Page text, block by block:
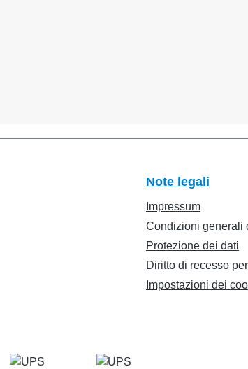
Note legali
Impressum
Condizioni generali
Protezione dei dati
Diritto di recesso
Impostazioni dei